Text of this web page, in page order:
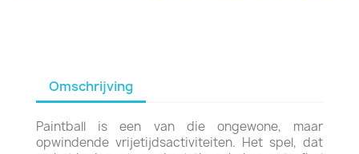
Omschrijving
Paintball is een van die ongewone, maar
opwindende vrijetijdsactiviteiten. Het spel, dat